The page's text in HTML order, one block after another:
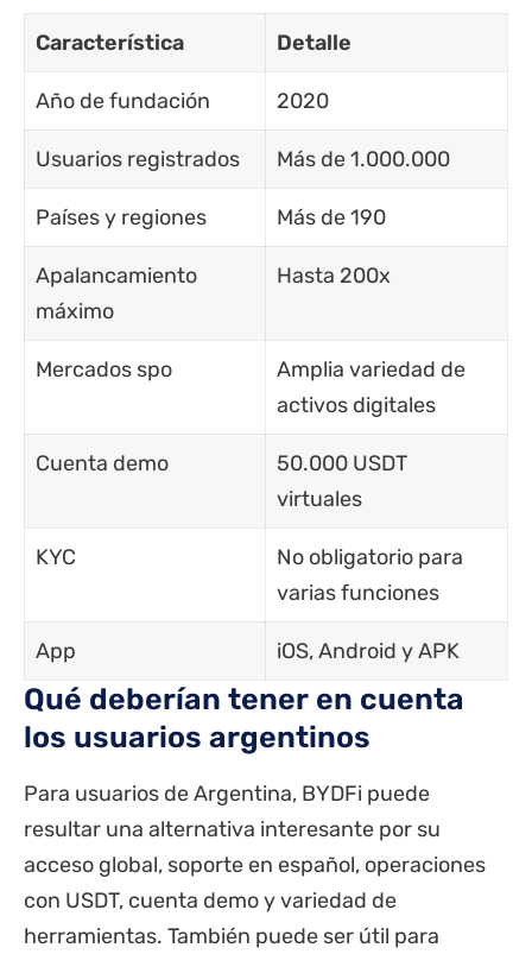
Característica Detalle
Año de fundación 2020
Usuarios registrados Más de 1.000.000
Países y regiones Más de 190
Apalancamiento
máximo
Hasta 200x
Mercados spo
Amplia variedad de
activos digitales
Cuenta demo
50.000 USDT
virtuales
KYC
No obligatorio para
varias funciones
App iOS, Android y APK
Qué deberían tener en cuenta
los usuarios argentinos
Para usuarios de Argentina, BYDFi puede
resultar una alternativa interesante por su
acceso global, soporte en español, operaciones
con USDT, cuenta demo y variedad de
herramientas. También puede ser útil para